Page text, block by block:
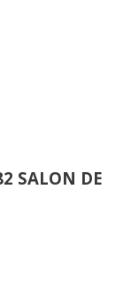
SALON DE